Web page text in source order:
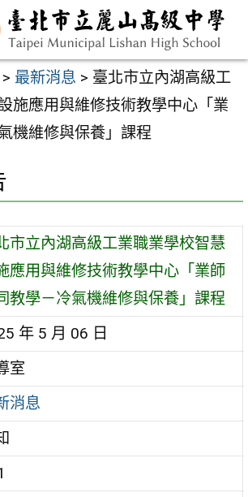
> 最新消息 > 臺北市立內湖高級工
施應用與維修技術教學中心「業
機維修與保養」課程
市立內湖高級工業職業學校智慧
應用與維修技術教學中心「業師
教學－冷氣機維修與保養」課程
年 5 月 06 日
室
消息